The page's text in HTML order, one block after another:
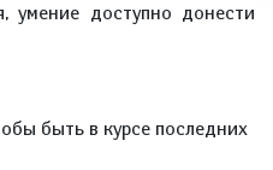
умение доступно донести
быть в курсе последних